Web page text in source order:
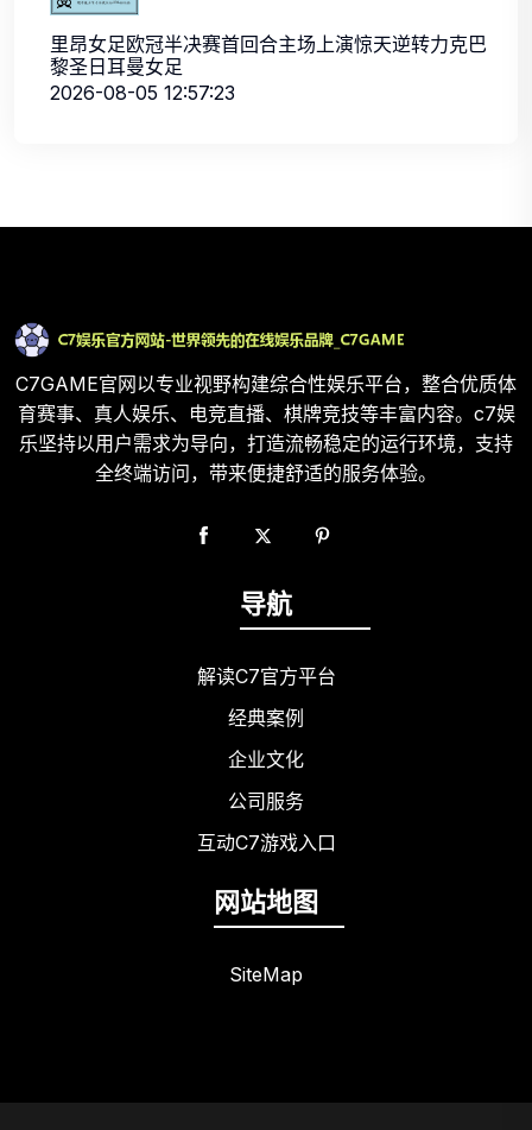
里昂女足欧冠半决赛首回合主场上演惊天逆转力克巴
黎圣日耳曼女足
2026-08-05 12:57:23
C7GAME官网以专业视野构建综合性娱乐平台，整合优质体
育赛事、真人娱乐、电竞直播、棋牌竞技等丰富内容。c7娱
乐坚持以用户需求为导向，打造流畅稳定的运行环境，支持
全终端访问，带来便捷舒适的服务体验。
导航
解读C7官方平台
经典案例
企业文化
公司服务
互动C7游戏入口
网站地图
SiteMap